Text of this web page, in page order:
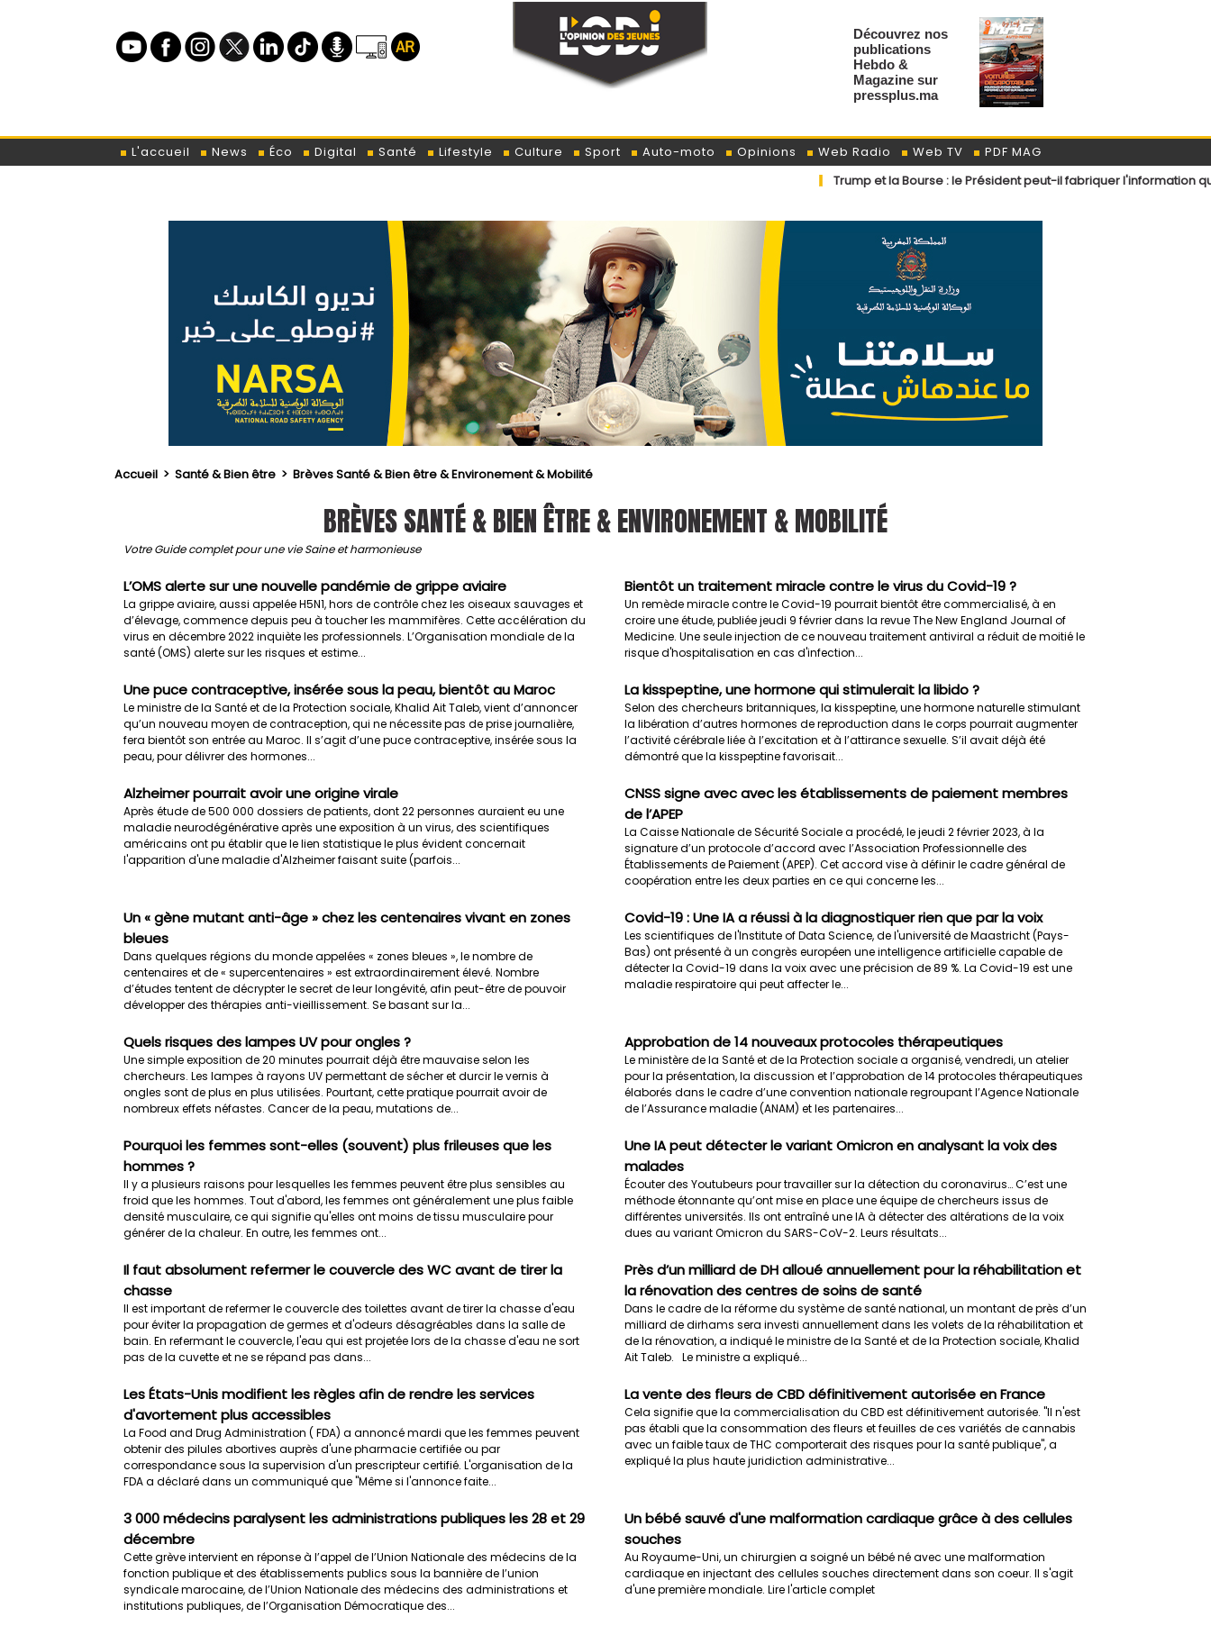
Découvrez nos
publications
Hebdo &
Magazine sur
pressplus.ma
L'accueil News Éco Digital Santé Lifestyle Culture Sport Auto-moto Opinions Web Radio Web TV
PDF MAG
Trump et la Bourse : le Président peut-il fabriquer l'information qui fait
Accueil > Santé & Bien être > Brèves Santé & Bien être & Environement & Mobilité
BRÈVES SANTÉ & BIEN ÊTRE & ENVIRONEMENT & MOBILITÉ
Votre Guide complet pour une vie Saine et harmonieuse
L’OMS alerte sur une nouvelle pandémie de grippe aviaire
La grippe aviaire, aussi appelée H5N1, hors de contrôle chez les oiseaux sauvages et
d’élevage, commence depuis peu à toucher les mammifères. Cette accélération du
virus en décembre 2022 inquiète les professionnels. L’Organisation mondiale de la
santé (OMS) alerte sur les risques et estime...
Bientôt un traitement miracle contre le virus du Covid-19 ?
Un remède miracle contre le Covid-19 pourrait bientôt être commercialisé, à en
croire une étude, publiée jeudi 9 février dans la revue The New England Journal of
Medicine. Une seule injection de ce nouveau traitement antiviral a réduit de moitié le
risque d'hospitalisation en cas d'infection...
Une puce contraceptive, insérée sous la peau, bientôt au Maroc
Le ministre de la Santé et de la Protection sociale, Khalid Ait Taleb, vient d’annoncer
qu’un nouveau moyen de contraception, qui ne nécessite pas de prise journalière,
fera bientôt son entrée au Maroc. Il s’agit d’une puce contraceptive, insérée sous la
peau, pour délivrer des hormones...
La kisspeptine, une hormone qui stimulerait la libido ?
Selon des chercheurs britanniques, la kisspeptine, une hormone naturelle stimulant
la libération d’autres hormones de reproduction dans le corps pourrait augmenter
l’activité cérébrale liée à l’excitation et à l’attirance sexuelle. S’il avait déjà été
démontré que la kisspeptine favorisait...
Alzheimer pourrait avoir une origine virale
Après étude de 500 000 dossiers de patients, dont 22 personnes auraient eu une
maladie neurodégénérative après une exposition à un virus, des scientifiques
américains ont pu établir que le lien statistique le plus évident concernait
l'apparition d'une maladie d'Alzheimer faisant suite (parfois...
CNSS signe avec avec les établissements de paiement membres
de l’APEP
La Caisse Nationale de Sécurité Sociale a procédé, le jeudi 2 février 2023, à la
signature d’un protocole d’accord avec l’Association Professionnelle des
Établissements de Paiement (APEP). Cet accord vise à définir le cadre général de
coopération entre les deux parties en ce qui concerne les...
Un « gène mutant anti-âge » chez les centenaires vivant en zones
bleues
Dans quelques régions du monde appelées « zones bleues », le nombre de
centenaires et de « supercentenaires » est extraordinairement élevé. Nombre
d’études tentent de décrypter le secret de leur longévité, afin peut-être de pouvoir
développer des thérapies anti-vieillissement. Se basant sur la...
Covid-19 : Une IA a réussi à la diagnostiquer rien que par la voix
Les scientifiques de l'Institute of Data Science, de l'université de Maastricht (Pays-
Bas) ont présenté à un congrès européen une intelligence artificielle capable de
détecter la Covid-19 dans la voix avec une précision de 89 %. La Covid-19 est une
maladie respiratoire qui peut affecter le...
Quels risques des lampes UV pour ongles ?
Une simple exposition de 20 minutes pourrait déjà être mauvaise selon les
chercheurs. Les lampes à rayons UV permettant de sécher et durcir le vernis à
ongles sont de plus en plus utilisées. Pourtant, cette pratique pourrait avoir de
nombreux effets néfastes. Cancer de la peau, mutations de...
Approbation de 14 nouveaux protocoles thérapeutiques
Le ministère de la Santé et de la Protection sociale a organisé, vendredi, un atelier
pour la présentation, la discussion et l’approbation de 14 protocoles thérapeutiques
élaborés dans le cadre d’une convention nationale regroupant l’Agence Nationale
de l’Assurance maladie (ANAM) et les partenaires...
Pourquoi les femmes sont-elles (souvent) plus frileuses que les
hommes ?
Il y a plusieurs raisons pour lesquelles les femmes peuvent être plus sensibles au
froid que les hommes. Tout d'abord, les femmes ont généralement une plus faible
densité musculaire, ce qui signifie qu'elles ont moins de tissu musculaire pour
générer de la chaleur. En outre, les femmes ont...
Une IA peut détecter le variant Omicron en analysant la voix des
malades
Écouter des Youtubeurs pour travailler sur la détection du coronavirus… C’est une
méthode étonnante qu’ont mise en place une équipe de chercheurs issus de
différentes universités. Ils ont entraîné une IA à détecter des altérations de la voix
dues au variant Omicron du SARS-CoV-2. Leurs résultats...
Il faut absolument refermer le couvercle des WC avant de tirer la
chasse
Il est important de refermer le couvercle des toilettes avant de tirer la chasse d'eau
pour éviter la propagation de germes et d'odeurs désagréables dans la salle de
bain. En refermant le couvercle, l'eau qui est projetée lors de la chasse d'eau ne sort
pas de la cuvette et ne se répand pas dans...
Près d’un milliard de DH alloué annuellement pour la réhabilitation et
la rénovation des centres de soins de santé
Dans le cadre de la réforme du système de santé national, un montant de près d’un
milliard de dirhams sera investi annuellement dans les volets de la réhabilitation et
de la rénovation, a indiqué le ministre de la Santé et de la Protection sociale, Khalid
Ait Taleb. Le ministre a expliqué...
Les États-Unis modifient les règles afin de rendre les services
d'avortement plus accessibles
La Food and Drug Administration ( FDA) a annoncé mardi que les femmes peuvent
obtenir des pilules abortives auprès d'une pharmacie certifiée ou par
correspondance sous la supervision d'un prescripteur certifié. L'organisation de la
FDA a déclaré dans un communiqué que "Même si l'annonce faite...
La vente des fleurs de CBD définitivement autorisée en France
Cela signifie que la commercialisation du CBD est définitivement autorisée. "Il n'est
pas établi que la consommation des fleurs et feuilles de ces variétés de cannabis
avec un faible taux de THC comporterait des risques pour la santé publique", a
expliqué la plus haute juridiction administrative...
3 000 médecins paralysent les administrations publiques les 28 et 29
décembre
Cette grève intervient en réponse à l’appel de l’Union Nationale des médecins de la
fonction publique et des établissements publics sous la bannière de l’union
syndicale marocaine, de l’Union Nationale des médecins des administrations et
institutions publiques, de l’Organisation Démocratique des...
Un bébé sauvé d'une malformation cardiaque grâce à des cellules
souches
Au Royaume-Uni, un chirurgien a soigné un bébé né avec une malformation
cardiaque en injectant des cellules souches directement dans son coeur. Il s'agit
d'une première mondiale. Lire l'article complet